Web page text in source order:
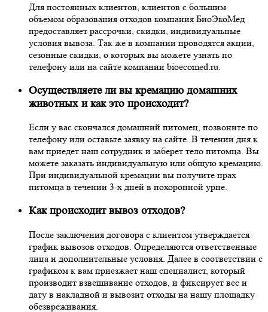
Для постоянных клиентов, клиентов с большим
объемом образования отходов компания БиоЭкоМед
предоставляет рассрочки, скидки, индивидуальные
условия вывоза. Так же в компании проводятся акции,
сезонные скидки, о которых вы можете узнать по
телефону или на сайте компании bioecomed.ru.
Осуществляете ли вы кремацию домашних
животных и как это происходит?
Если у вас скончался домашний питомец, позвоните по
телефону или оставьте заявку на сайте. В течении дня к
вам приедет наш сотрудник и заберет тело питомца. Вы
можете заказать индивидуальную или общую кремацию.
При индивидуальной кремации вы получите прах
питомца в течении 3-х дней в похоронной урне.
Как происходит вывоз отходов?
После заключения договора с клиентом утверждается
график вывозов отходов. Определяются ответственные
лица и дополнительные условия. Далее в соответствии с
графиком к вам приезжает наш специалист, который
производит взвешивание отходов, и фиксирует вес и
дату в накладной и вывозит отходы на нашу площадку
обезвреживания.